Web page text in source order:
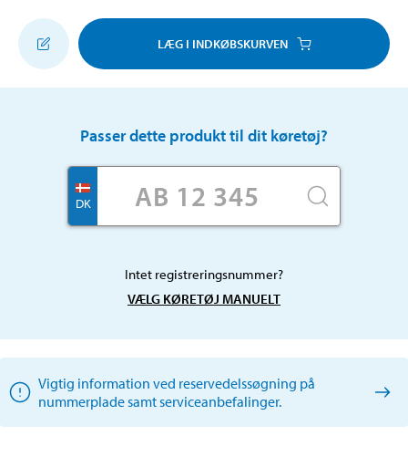
LÆG I INDKØBSKURVEN
Passer dette produkt til dit køretøj?
DK
Intet registreringsnummer?
VÆLG KØRETØJ MANUELT
Vigtig information ved reservedelssøgning på
nummerplade samt serviceanbefalinger.